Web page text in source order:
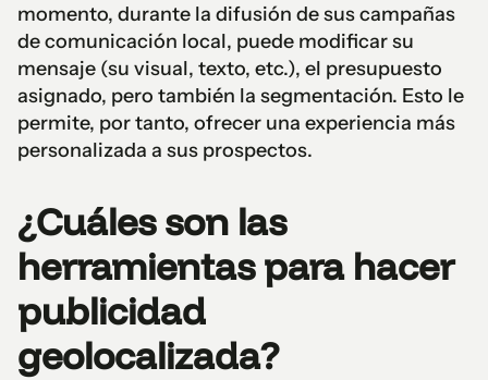
momento, durante la difusión de sus campañas
de comunicación local, puede modificar su
mensaje (su visual, texto, etc.), el presupuesto
asignado, pero también la segmentación. Esto le
permite, por tanto, ofrecer una experiencia más
personalizada a sus prospectos.
¿Cuáles son las
herramientas para hacer
publicidad
geolocalizada?